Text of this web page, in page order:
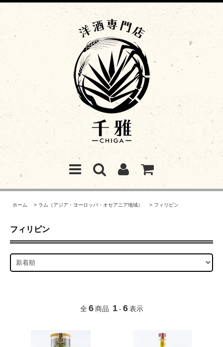
ホーム > ラム（アジア・ヨーロッパ・オセアニア地域） > フィリピン
フィリピン
全 6 商品 1 - 6 表示